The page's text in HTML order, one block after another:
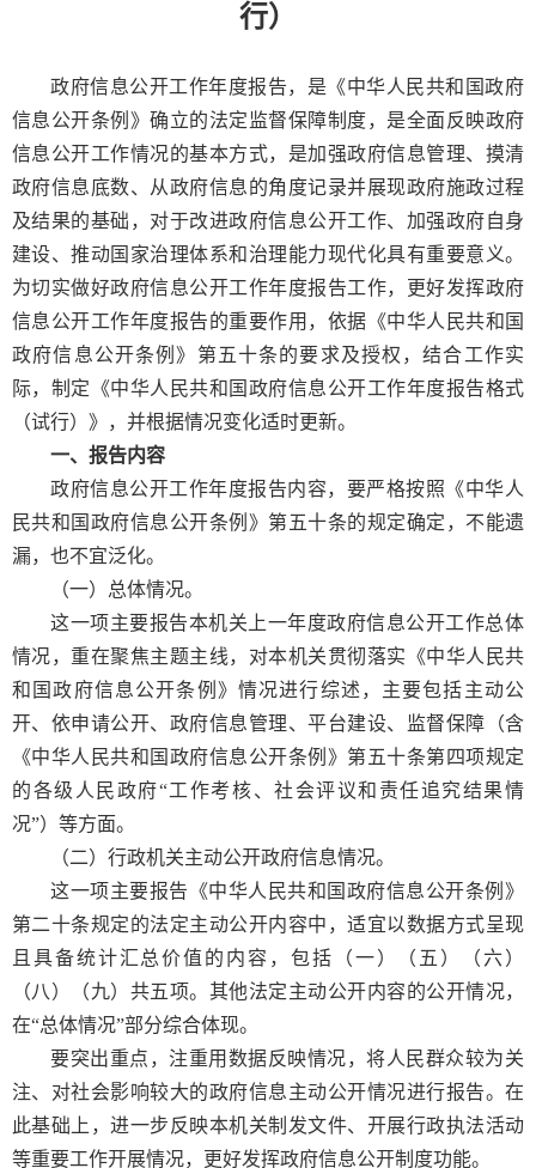
行）
政府信息公开工作年度报告，是《中华人民共和国政府
信息公开条例》确立的法定监督保障制度，是全面反映政府
信息公开工作情况的基本方式，是加强政府信息管理、摸清
政府信息底数、从政府信息的角度记录并展现政府施政过程
及结果的基础，对于改进政府信息公开工作、加强政府自身
建设、推动国家治理体系和治理能力现代化具有重要意义。
为切实做好政府信息公开工作年度报告工作，更好发挥政府
信息公开工作年度报告的重要作用，依据《中华人民共和国
政府信息公开条例》第五十条的要求及授权，结合工作实
际，制定《中华人民共和国政府信息公开工作年度报告格式
（试行）》，并根据情况变化适时更新。
一、报告内容
政府信息公开工作年度报告内容，要严格按照《中华人
民共和国政府信息公开条例》第五十条的规定确定，不能遗
漏，也不宜泛化。
（一）总体情况。
这一项主要报告本机关上一年度政府信息公开工作总体
情况，重在聚焦主题主线，对本机关贯彻落实《中华人民共
和国政府信息公开条例》情况进行综述，主要包括主动公
开、依申请公开、政府信息管理、平台建设、监督保障（含
《中华人民共和国政府信息公开条例》第五十条第四项规定
的各级人民政府“工作考核、社会评议和责任追究结果情
况”）等方面。
（二）行政机关主动公开政府信息情况。
这一项主要报告《中华人民共和国政府信息公开条例》
第二十条规定的法定主动公开内容中，适宜以数据方式呈现
且具备统计汇总价值的内容，包括（一）（五）（六）
（八）（九）共五项。其他法定主动公开内容的公开情况，
在“总体情况”部分综合体现。
要突出重点，注重用数据反映情况，将人民群众较为关
注、对社会影响较大的政府信息主动公开情况进行报告。在
此基础上，进一步反映本机关制发文件、开展行政执法活动
等重要工作开展情况，更好发挥政府信息公开制度功能。